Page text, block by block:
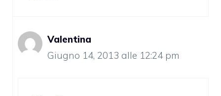
Valentina
Giugno 14, 2013 alle 12:24 pm